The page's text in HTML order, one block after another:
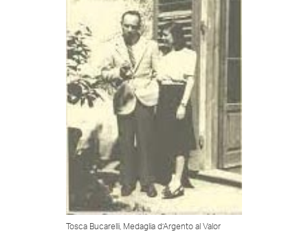
Tosca Bucarelli, Medaglia d’Argento al Valor